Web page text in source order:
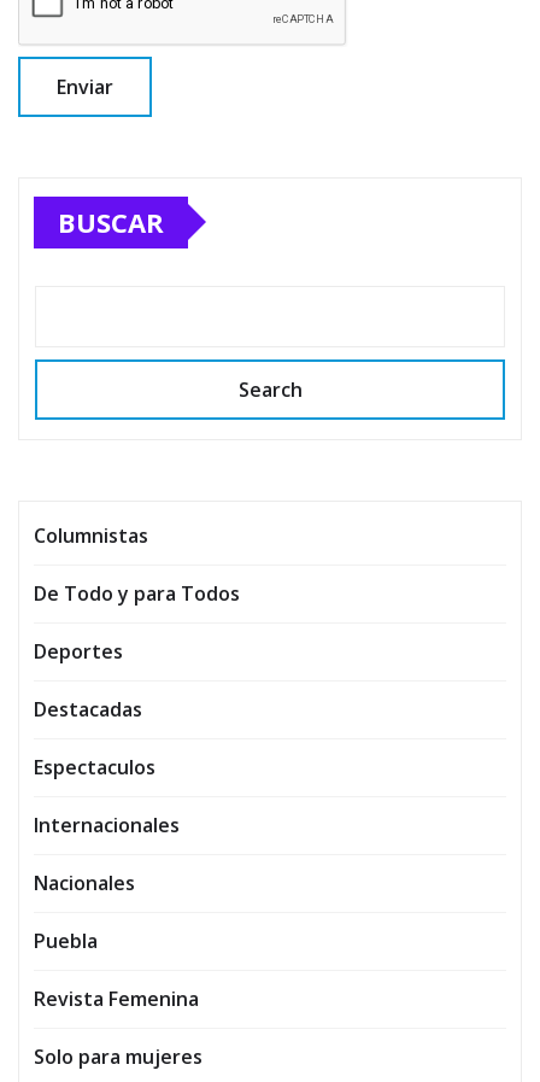
BUSCAR
Search
Columnistas
De Todo y para Todos
Deportes
Destacadas
Espectaculos
Internacionales
Nacionales
Puebla
Revista Femenina
Solo para mujeres